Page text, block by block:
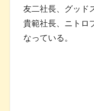
友二社長、グッド
貴範社長、ニトロ
なっている。